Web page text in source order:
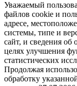
Уважаемый
файлов cookie и
адресе,
системы, типе и
сайт, и сведения об
целях улучшения
статистических
Продолжая
обработку